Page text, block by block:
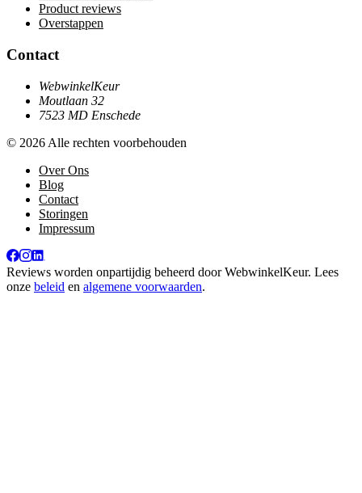
Product reviews
Overstappen
Contact
WebwinkelKeur
Moutlaan 32
7523 MD Enschede
© 2026 Alle rechten voorbehouden
Over Ons
Blog
Contact
Storingen
Impressum
Reviews worden onpartijdig beheerd doorWebwinkelKeur. Lees
onze beleid en algemene voorwaarden.